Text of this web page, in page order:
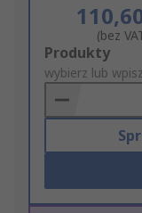
(bez
Add
to
Basket
Produkty
wybierz lub